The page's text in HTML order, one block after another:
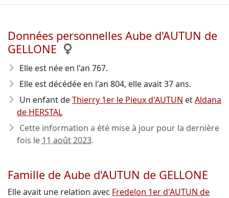
Données personnelles Aube d'AUTUN de
GELLONE
Elle est née en l'an 767.
Elle est décédée en l'an 804, elle avait 37 ans.
Un enfant deThierry 1er le Pieux d'AUTUN etAldana
de HERSTAL
Cette information a été mise à jour pour la dernière
fois le 11 août 2023.
Famille de Aube d'AUTUN de GELLONE
Elle avait une relation avec Fredelon 1er d'AUTUN de